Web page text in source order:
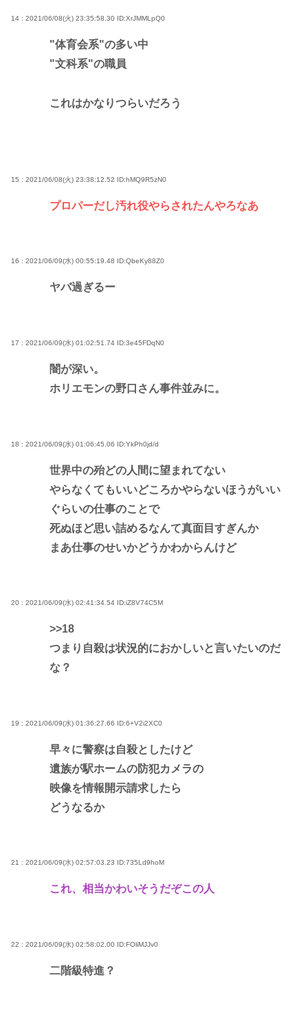
14 : 2021/06/08(火) 23:35:58.30 ID:XrJMMLpQ0
"体育会系"の多い中
"文科系"の職員
これはかなりつらいだろう
15 : 2021/06/08(火) 23:38:12.52 ID:hMQ9R5zN0
プロパーだし汚れ役やらされたんやろなあ
16 : 2021/06/09(水) 00:55:19.48 ID:QbeKy88Z0
ヤバ過ぎるー
17 : 2021/06/09(水) 01:02:51.74 ID:3e45FDqN0
闇が深い。
ホリエモンの野口さん事件並みに。
18 : 2021/06/09(水) 01:06:45.06 ID:YkPh0jd/d
世界中の殆どの人間に望まれてない
やらなくてもいいどころかやらないほうがいい
ぐらいの仕事のことで
死ぬほど思い詰めるなんて真面目すぎんか
まあ仕事のせいかどうかわからんけど
20 : 2021/06/09(水) 02:41:34.54 ID:iZ8V74C5M
>>18
つまり自殺は状況的におかしいと言いたいのだ
な？
19 : 2021/06/09(水) 01:36:27.66 ID:6+V2i2XC0
早々に警察は自殺としたけど
遺族が駅ホームの防犯カメラの
映像を情報開示請求したら
どうなるか
21 : 2021/06/09(水) 02:57:03.23 ID:735Ld9hoM
これ、相当かわいそうだぞこの人
22 : 2021/06/09(水) 02:58:02.00 ID:FOliMJJv0
二階級特進？